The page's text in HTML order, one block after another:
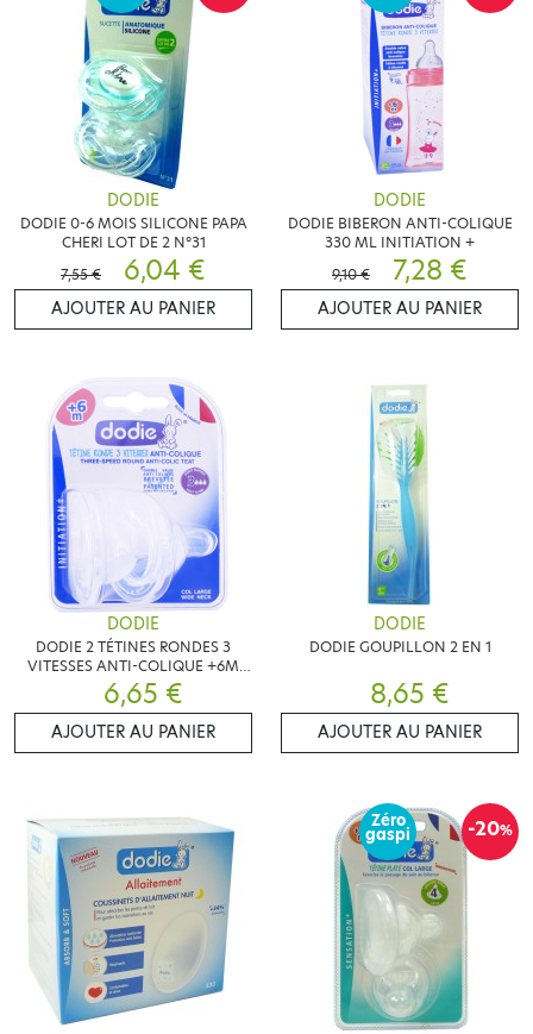
DODIE
DODIE 0-6 MOIS SILICONE PAPA
CHERI LOT DE 2 N°31
7,55 €
6,04 €
AJOUTER AU PANIER
DODIE
DODIE BIBERON ANTI-COLIQUE
330 ML INITIATION +
9,10 €
7,28 €
AJOUTER AU PANIER
DODIE
DODIE 2 TÉTINES RONDES 3
VITESSES ANTI-COLIQUE +6M
DÉBIT 3
6,65 €
AJOUTER AU PANIER
DODIE
DODIE GOUPILLON 2 EN 1
8,65 €
AJOUTER AU PANIER
-20%
Zéro
gaspi